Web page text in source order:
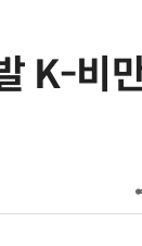
K-비
6
“망막 찍자
빛 신호 한